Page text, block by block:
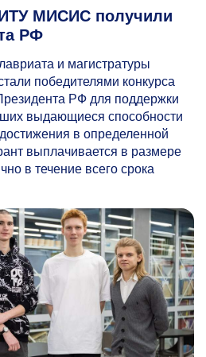
МИСИС получили
РФ
и магистратуры
победителями конкурса
РФ для поддержки
выдающиеся способности
в определенной
выплачивается в размере
в течение всего срока